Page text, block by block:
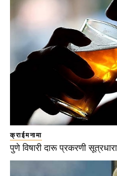
क्राईमनामा
पुणे विषारी दारू प्रकरणी